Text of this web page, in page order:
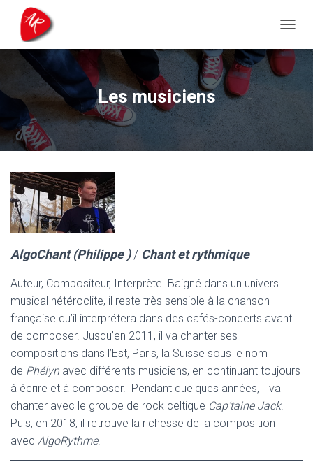
É
L
Les musiciens
AlgoChant (Philippe )/ Chant et rythmique
Auteur, Compositeur, Interprète. Baigné dans un univers
musical hétéroclite, il reste très sensible à la chanson
française qu’il interprétera dans des cafés-concerts avant
de composer. Jusqu’en 2011, il va chanter ses
compositions dans l’Est, Paris, la Suisse sous le nom
de Phélyn avec différents musiciens, en continuant toujours
à écrire et à composer. Pendant quelques années, il va
chanter avec le groupe de rock celtique Cap’taine Jack.
Puis, en 2018, il retrouve la richesse de la composition
avec AlgoRythme.